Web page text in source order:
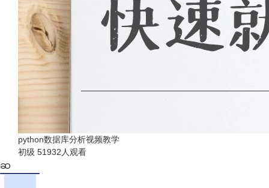
python数据库分析视频教学
初级 51932人观看